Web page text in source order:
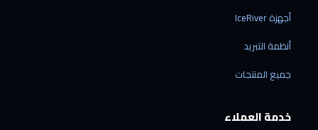
أجهزة IceRiver
أنظمة التبريد
جميع المنتجات
خدمة العملاء